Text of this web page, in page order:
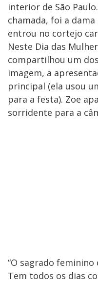
interior de São
chamada, foi a
entrou no cortejo
Neste Dia das
compartilhou um
imagem, a
principal (ela usou
para a festa). Zoe
sorridente para a
“O sagrado feminino
Tem todos os dias